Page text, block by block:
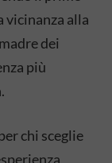
vicinanza alla
dei
più
chi sceglie